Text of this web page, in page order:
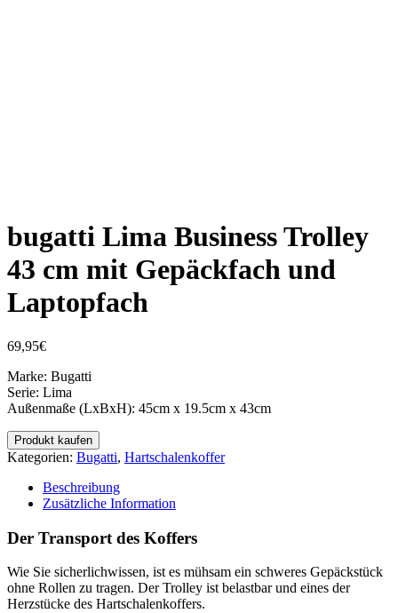
bugatti Lima Business Trolley
43 cm mit Gepäckfach und
Laptopfach
69,95€
Marke: Bugatti
Serie: Lima
Außenmaße (LxBxH): 45cm x 19.5cm x 43cm
Produkt kaufen
Kategorien: Bugatti, Hartschalenkoffer
Beschreibung
Zusätzliche Information
Der Transport des Koffers
Wie Sie sicherlichwissen, ist es mühsam ein schweres Gepäckstück
ohne Rollen zu tragen. Der Trolley ist belastbar und eines der
Herzstücke des Hartschalenkoffers.